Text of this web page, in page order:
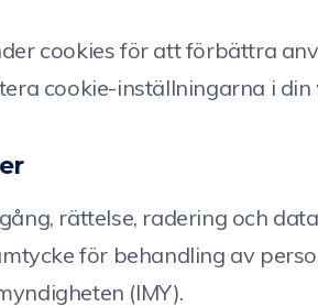
cookies för att förbättra
cookie-inställningarna i din
rättelse, radering och
för behandling av
(IMY).